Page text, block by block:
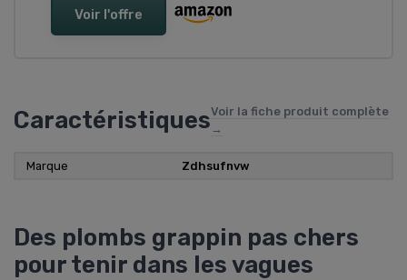
Voir l'offre
CaractéristiquesVoir la fiche produit complète
→
Marque Zdhsufnvw
Des plombs grappin pas chers
pour tenir dans les vagues